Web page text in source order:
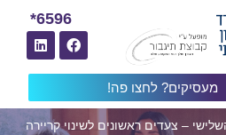
מעסיקים? לחצו פה!
6596*
– צעדים ראשונים לשינוי קריירה